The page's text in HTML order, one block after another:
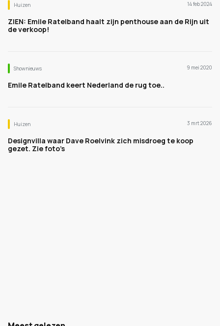
Huizen 14 feb 2024
ZIEN: Emile Ratelband haalt zijn penthouse aan de Rijn uit
de verkoop!
Shownieuws 9 mei 2020
Emile Ratelband keert Nederland de rug toe..
Huizen 3 mrt 2026
Designvilla waar Dave Roelvink zich misdroeg te koop
gezet. Zie foto’s